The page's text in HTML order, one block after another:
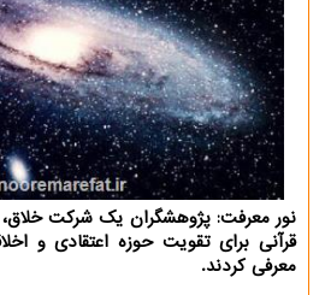
نور معرفت: پژوهشگران یک شرکت خلاق،
قرآنی برای تقویت حوزه اعتقادی و
معرفی کردند.